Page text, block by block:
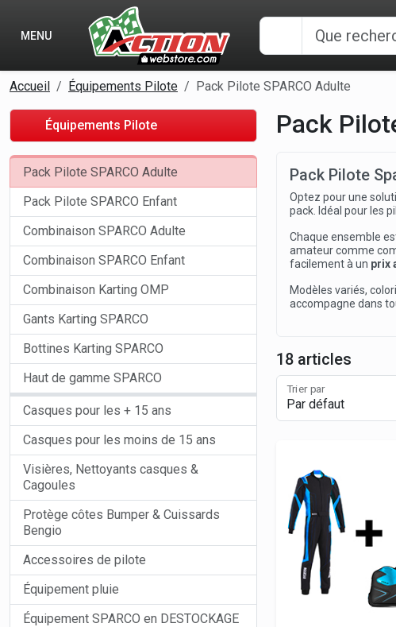
Panneau de gestion des cookies
MENU
Accueil Équipements Pilote Pack Pilote SPARCO Adulte
Pack
Pack Pilote
Optez pour une
pack. Idéal pour les
Chaque ensemble
amateur comme
facilement à un prix
Modèles variés,
accompagne dans
18 articles
Trier par
Équipements Pilote
Pack Pilote SPARCO Adulte
Pack Pilote SPARCO Enfant
Combinaison SPARCO Adulte
Combinaison SPARCO Enfant
Combinaison Karting OMP
Gants Karting SPARCO
Bottines Karting SPARCO
Haut de gamme SPARCO
Casques pour les + 15 ans
Casques pour les moins de 15 ans
Visières, Nettoyants casques &
Cagoules
Protège côtes Bumper & Cuissards
Bengio
Accessoires de pilote
Équipement pluie
Équipement SPARCO en DESTOCKAGE